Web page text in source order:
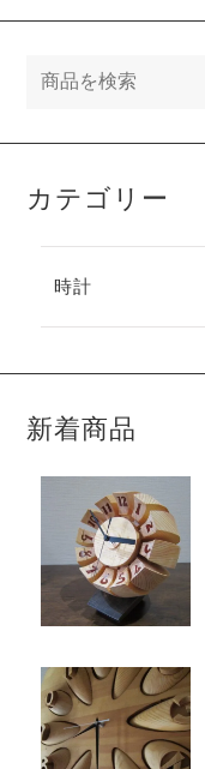
カテゴリー
時計
新着商品